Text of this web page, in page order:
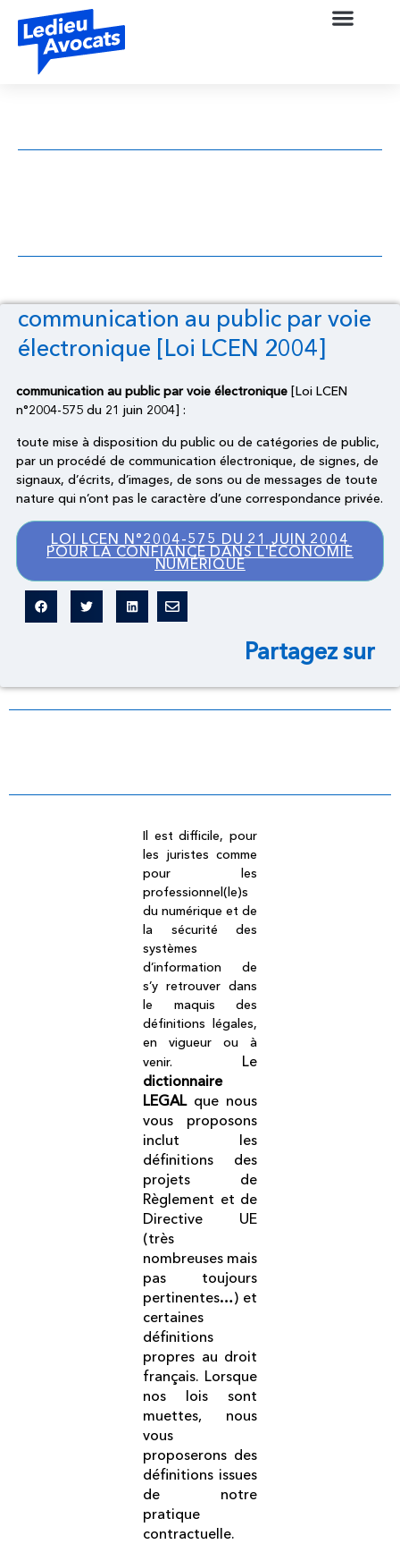
communication au public par voie
électronique [Loi LCEN 2004]
communication au public par voie électronique [Loi LCEN
n°2004-575 du 21 juin 2004] :
toute mise à disposition du public ou de catégories de public,
par un procédé de communication électronique, de signes, de
signaux, d’écrits, d’images, de sons ou de messages de toute
nature qui n’ont pas le caractère d’une correspondance privée.
LOI LCEN N°2004-575 DU 21 JUIN 2004
POUR LA CONFIANCE DANS L'ÉCONOMIE
NUMÉRIQUE
Partagez sur
Il est difficile, pour
les juristes comme
pour les
professionnel(le)s
du numérique et de
la sécurité des
systèmes
d’information de
s’y retrouver dans
le maquis des
définitions légales,
en vigueur ou à
venir. Le
dictionnaire
LEGAL que nous
vous proposons
inclut les
définitions des
projets de
Règlement et de
Directive UE
(très
nombreuses mais
pas toujours
pertinentes…) et
certaines
définitions
propres au droit
français. Lorsque
nos lois sont
muettes, nous
vous
proposerons des
définitions issues
de notre
pratique
contractuelle.